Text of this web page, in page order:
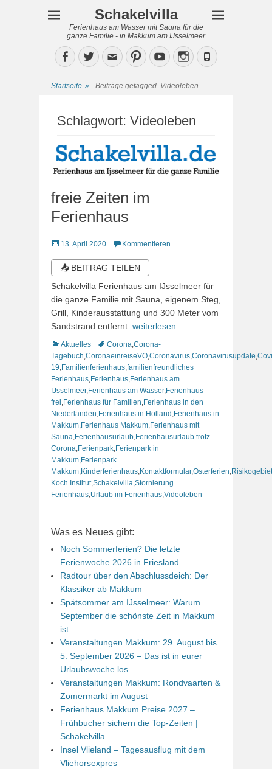
Schakelvilla
Ferienhaus am Wasser mit Sauna für die
ganze Familie - in Makkum am IJsselmeer
Facebook
TwitterEmailPinterestYouTubeInstagram
Phone
Startseite » Beiträge getagged Videoleben
Schlagwort: Videoleben
freie Zeiten im
Ferienhaus
Veröffentlicht
13. April 2020 Kommentieren
📤 BEITRAG TEILEN
Schakelvilla Ferienhaus am IJsselmeer für
die ganze Familie mit Sauna, eigenem Steg,
Grill, Kinderausstattung und 300 Meter vom
Sandstrand entfernt. weiterlesen…
Kategorien
Aktuelles Schlagworte
Corona Corona-
Tagebuch CoronaeinreiseVO Coronavirus Coronavirusupdate
19 Familienferienhaus familienfreundliches
Ferienhaus Ferienhaus Ferienhaus am
IJsselmeer, Ferienhaus am Wasser, Ferienhaus
frei Ferienhaus für Familien Ferienhaus in den
Niederlanden Ferienhaus in Holland Ferienhaus in
Makkum Ferienhaus Makkum Ferienhaus mit
Sauna Ferienhausurlaub Ferienhausurlaub trotz
Corona Ferienpark Ferienpark in
Makkum Ferienpark
Makkum Kinderferienhaus Kontaktformular,Osterferien Risikogebiet
Koch Institut,Schakelvilla Stornierung
Ferienhaus Urlaub im Ferienhaus Videoleben
Was es Neues gibt:
Noch Sommerferien? Die letzte
Ferienwoche 2026 in Friesland
Radtour über den Abschlussdeich: Der
Klassiker ab Makkum
Spätsommer am IJsselmeer: Warum
September die schönste Zeit in Makkum
ist
Veranstaltungen Makkum: 29. August bis
5. September 2026 – Das ist in eurer
Urlaubswoche los
Veranstaltungen Makkum: Rondvaarten &
Zomermarkt im August
Ferienhaus Makkum Preise 2027 –
Frühbucher sichern die Top-Zeiten |
Schakelvilla
Insel Vlieland – Tagesausflug mit dem
Vliehorsexpres